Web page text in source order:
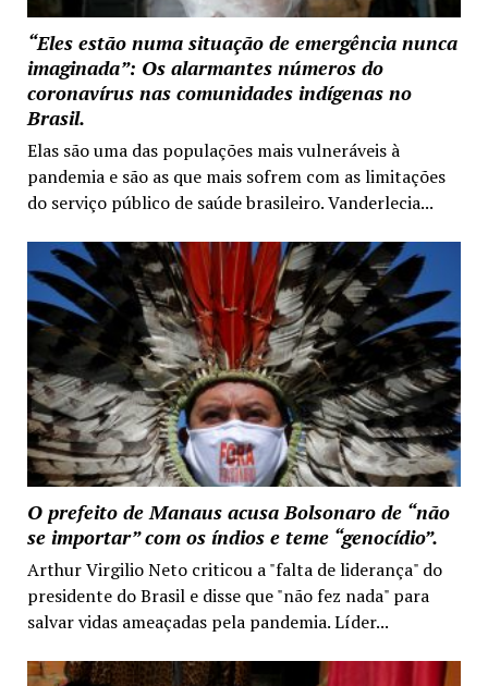
“Eles estão numa situação de emergência nunca
imaginada”: Os alarmantes números do
coronavírus nas comunidades indígenas no
Brasil.
Elas são uma das populações mais vulneráveis à
pandemia e são as que mais sofrem com as limitações
do serviço público de saúde brasileiro. Vanderlecia...
O prefeito de Manaus acusa Bolsonaro de “não
se importar” com os índios e teme “genocídio”.
Arthur Virgilio Neto criticou a "falta de liderança" do
presidente do Brasil e disse que "não fez nada" para
salvar vidas ameaçadas pela pandemia. Líder...